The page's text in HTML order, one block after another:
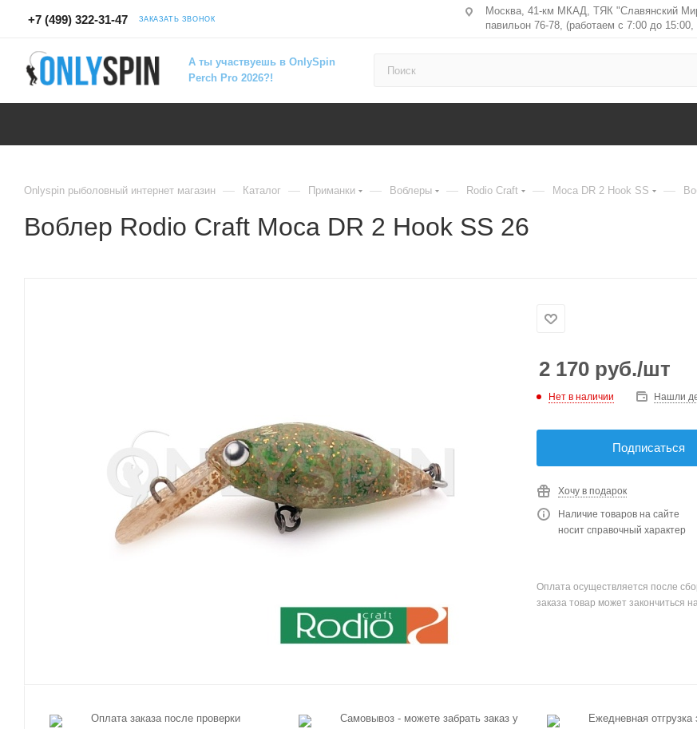
+7 (499) 322-31-47 ЗАКАЗАТЬ ЗВОНОК
Москва, 41-км МКАД, ТЯК "Славянский
павильон 76-78, (работаем с 7:00 до 15:00,
А ты участвуешь в OnlySpin
Perch Pro 2026?!
Onlyspin рыболовный интернет магазин — Каталог — Приманки — Воблеры — Rodio Craft — Moca DR 2 Hook SS —
Воблер Rodio Craft Moca DR 2 Hook SS 26
2 170 руб./шт
Нет в наличии Нашли
Подписаться
Хочу в подарок
Наличие товаров на сайте
носит справочный характер
Оплата осуществляется после
заказа товар может закончиться
Оплата заказа после проверки
Самовывоз - можете забрать заказ у
Ежедневная отгрузка